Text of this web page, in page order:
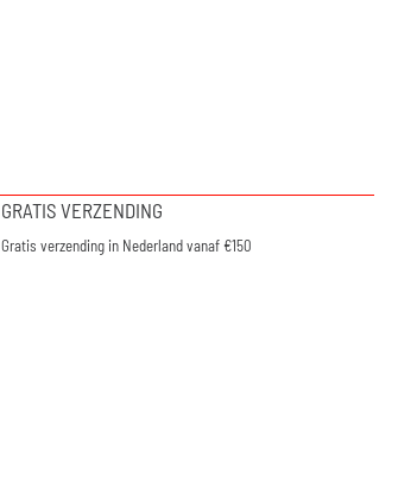
GRATIS VERZENDING
Gratis verzending in Nederland vanaf €150